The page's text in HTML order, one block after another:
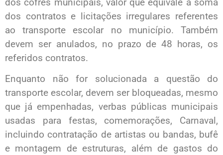
dos contratos e licitações irregulares referentes
ao transporte escolar no município. Também
devem ser anulados, no prazo de 48 horas, os
referidos contratos.
Enquanto não for solucionada a questão do
transporte escolar, devem ser bloqueadas, mesmo
que já empenhadas, verbas públicas municipais
usadas para festas, comemorações, Carnaval,
incluindo contratação de artistas ou bandas, bufê
e montagem de estruturas, além de gastos do